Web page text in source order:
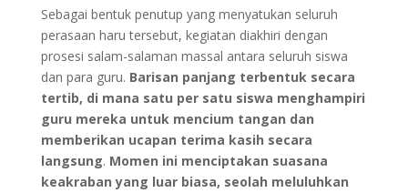
Sebagai bentuk penutup yang menyatukan seluruh
perasaan haru tersebut, kegiatan diakhiri dengan
prosesi salam-salaman massal antara seluruh siswa
dan para guru. Barisan panjang terbentuk secara
tertib, di mana satu per satu siswa menghampiri
guru mereka untuk mencium tangan dan
memberikan ucapan terima kasih secara
langsung. Momen ini menciptakan suasana
keakraban yang luar biasa, seolah meluluhkan